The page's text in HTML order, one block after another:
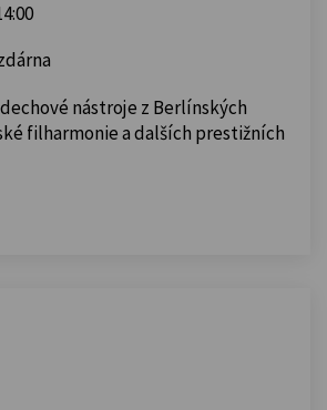
nástroje z Berlínských
filharmonie a dalších prestižních